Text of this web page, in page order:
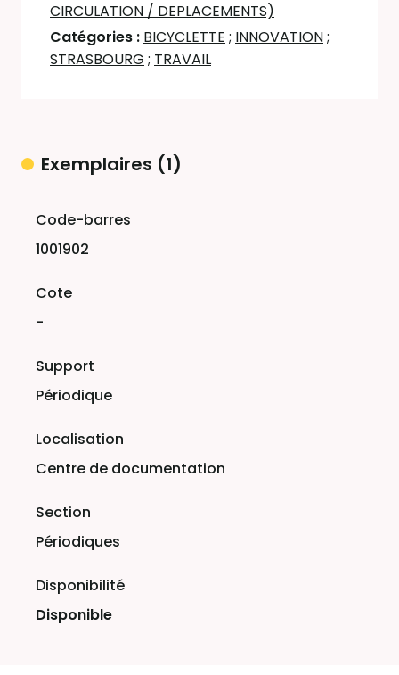
CIRCULATION / DEPLACEMENTS)
Catégories : BICYCLETTE ; INNOVATION;
STRASBOURG ; TRAVAIL
Exemplaires (1)
1001902
-
Périodique
Centre de documentation
Périodiques
Disponible